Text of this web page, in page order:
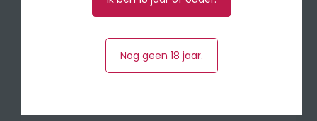
weten te bekoren!
🍽 Serveer bij stevige wildgerechten zoals
hazenrug en everzwijn aan ’t spit of bij een
stevig stuk vlees op de barbecue.
Nog geen 18 jaar.